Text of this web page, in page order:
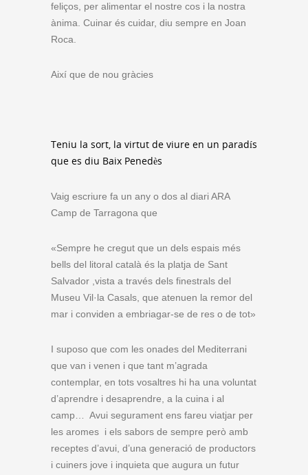
feliços, per alimentar el nostre cos i la nostra
ànima. Cuinar és cuidar, diu sempre en Joan
Roca.
Així que de nou gràcies
Teniu la sort, la virtut de viure en un paradís
que es diu Baix Penedès
Vaig escriure fa un any o dos al diari ARA
Camp de Tarragona que
«Sempre he cregut que un dels espais més
bells del litoral català és la platja de Sant
Salvador ,vista a través dels finestrals del
Museu Vil·la Casals, que atenuen la remor del
mar i conviden a embriagar-se de res o de tot»
I suposo que com les onades del Mediterrani
que van i venen i que tant m’agrada
contemplar, en tots vosaltres hi ha una voluntat
d’aprendre i desaprendre, a la cuina i al
camp… Avui segurament ens fareu viatjar per
les aromes i els sabors de sempre però amb
receptes d’avui, d’una generació de productors
i cuiners jove i inquieta que augura un futur